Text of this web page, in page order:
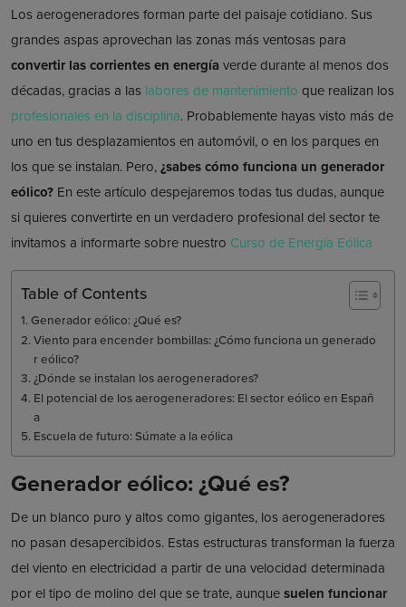
Los aerogeneradores forman parte del paisaje cotidiano. Sus
grandes aspas aprovechan las zonas más ventosas para
convertir las corrientes en energía verde durante al menos dos
décadas, gracias a las labores de mantenimiento que realizan los
profesionales en la disciplina. Probablemente hayas visto más de
uno en tus desplazamientos en automóvil, o en los parques en
los que se instalan. Pero,¿sabes cómo funciona un generador
eólico? En este artículo despejaremos todas tus dudas, aunque
si quieres convertirte en un verdadero profesional del sector te
invitamos a informarte sobre nuestro Curso de Energía Eólica
Table of Contents
Generador eólico: ¿Qué es?
Viento para encender bombillas: ¿Cómo funciona un generado
r eólico?
¿Dónde se instalan los aerogeneradores?
El potencial de los aerogeneradores: El sector eólico en Españ
a
Escuela de futuro: Súmate a la eólica
Generador eólico: ¿Qué es?
De un blanco puro y altos como gigantes, los aerogeneradores
no pasan desapercibidos. Estas estructuras transforman la fuerza
del viento en electricidad a partir de una velocidad determinada
por el tipo de molino del que se trate, aunquesuelen funcionar